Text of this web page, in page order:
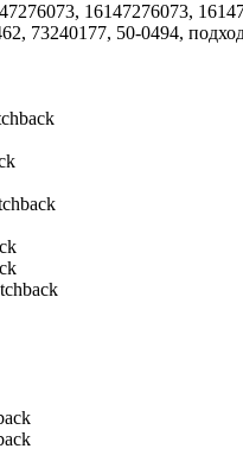
16147276073,
73240177, 50-0494,